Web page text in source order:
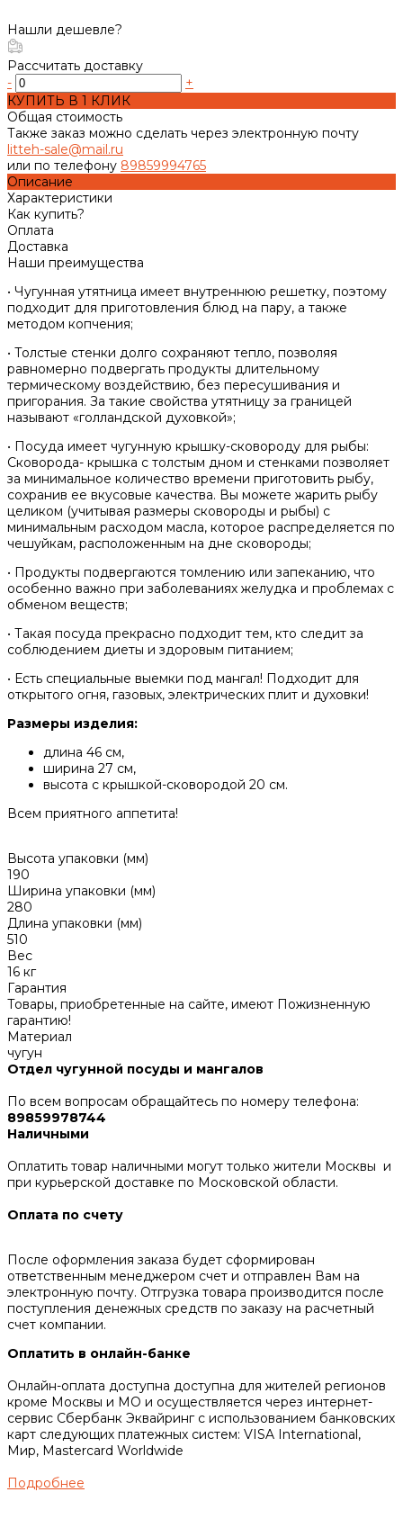
Нашли дешевле?
Рассчитать доставку
-
+
КУПИТЬ В 1 КЛИК
Общая стоимость
Также заказ можно сделать через электронную почту
litteh-sale@mail.ru
или по телефону 89859994765
Описание
Характеристики
Как купить?
Оплата
Доставка
Наши преимущества
• Чугунная утятница имеет внутреннюю решетку, поэтому
подходит для приготовления блюд на пару, а также
методом копчения;
• Толстые стенки долго сохраняют тепло, позволяя
равномерно подвергать продукты длительному
термическому воздействию, без пересушивания и
пригорания. За такие свойства утятницу за границей
называют «голландской духовкой»;
• Посуда имеет чугунную крышку-сковороду для рыбы:
Сковорода- крышка с толстым дном и стенками позволяет
за минимальное количество времени приготовить рыбу,
сохранив ее вкусовые качества. Вы можете жарить рыбу
целиком (учитывая размеры сковороды и рыбы) с
минимальным расходом масла, которое распределяется по
чешуйкам, расположенным на дне сковороды;
• Продукты подвергаются томлению или запеканию, что
особенно важно при заболеваниях желудка и проблемах с
обменом веществ;
• Такая посуда прекрасно подходит тем, кто следит за
соблюдением диеты и здоровым питанием;
• Есть специальные выемки под мангал! Подходит для
открытого огня, газовых, электрических плит и духовки!
Размеры изделия:
длина 46 см,
ширина 27 см,
высота с крышкой-сковородой 20 см.
Всем приятного аппетита!
Высота упаковки (мм)
190
Ширина упаковки (мм)
280
Длина упаковки (мм)
510
Вес
16 кг
Гарантия
Товары, приобретенные на сайте, имеют Пожизненную
гарантию!
Материал
чугун
Отдел чугунной посуды и мангалов
По всем вопросам обращайтесь по номеру телефона:
89859978744
Наличными
Оплатить товар наличными могут только жители Москвы и
при курьерской доставке по Московской области.
Оплата по счету
После оформления заказа будет сформирован
ответственным менеджером счет и отправлен Вам на
электронную почту. Отгрузка товара производится после
поступления денежных средств по заказу на расчетный
счет компании.
Оплатить в онлайн-банке
Онлайн-оплата доступна доступна для жителей регионов
кроме Москвы и МО и осуществляется через интернет-
сервис Сбербанк Эквайринг c использованием банковских
карт следующих платежных систем: VISA International,
Мир, Mastercard Worldwide
Подробнее